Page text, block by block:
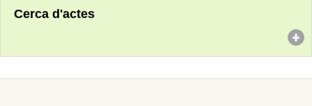
Cerca d'actes